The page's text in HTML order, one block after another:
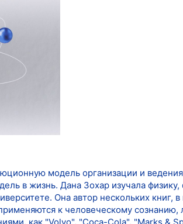
модель организации и
в жизнь. Дана Зохар изучала
Она автор нескольких
к человеческому